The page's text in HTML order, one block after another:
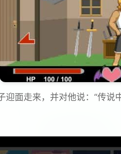
迎面走来，并对他说：“传